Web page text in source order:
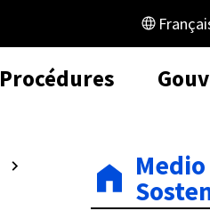
Procédures